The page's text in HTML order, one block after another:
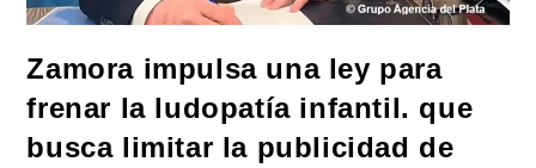
Zamora impulsa una ley para
frenar la ludopatía infantil. que
busca limitar la publicidad de